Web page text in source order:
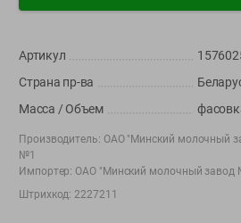
+375 44 560-60-61
Call-центр работает с 9:00 до 21:00
shop@green-market.by
Пишите нам свои вопросы,
Артикул
Страна пр-ва
Масса / Объем
Производитель: ОАО "Минский молочный
№1
Импортер: ОАО "Минский молочный завод
Штрихкод: 2227211